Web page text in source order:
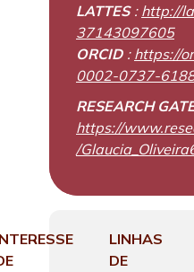
LATTES : http://
37143097605
ORCID : https://
0002-0737-
RESEARCH
https://
/
LINHAS
DE